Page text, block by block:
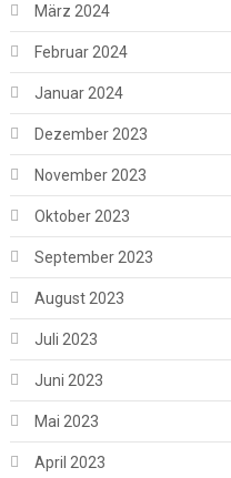
März 2024
Februar 2024
Januar 2024
Dezember 2023
November 2023
Oktober 2023
September 2023
August 2023
Juli 2023
Juni 2023
Mai 2023
April 2023